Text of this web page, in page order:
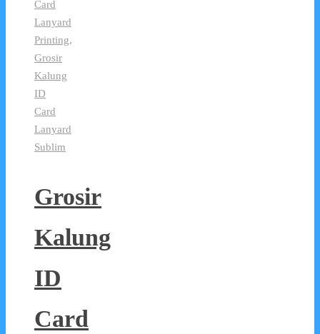
Card
Lanyard
Printing,
Grosir
Kalung
ID
Card
Lanyard
Sublim
Grosir
Kalung
ID
Card